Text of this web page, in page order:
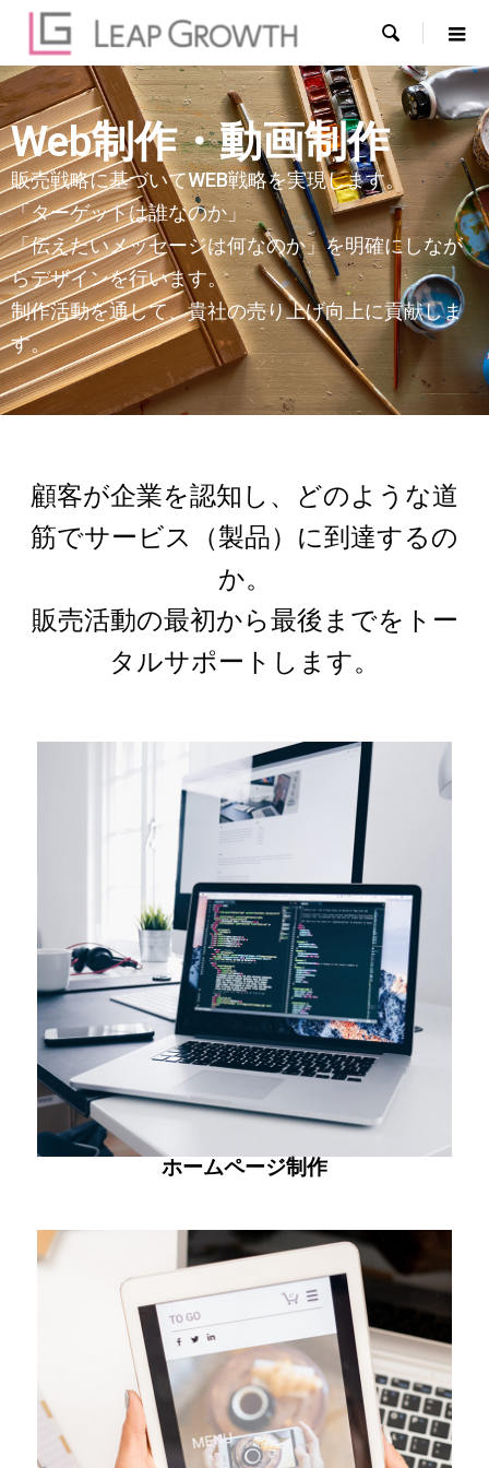

Web制作・動画制作
販売戦略に基づいてWEB戦略を実現します。
「ターゲットは誰なのか」
「伝えたいメッセージは何なのか」を明確にしなが
らデザインを行います。
制作活動を通して、貴社の売り上げ向上に貢献しま
す。
顧客が企業を認知し、どのような道
筋でサービス（製品）に到達するの
か。
販売活動の最初から最後までをトー
タルサポートします。
ホームページ制作